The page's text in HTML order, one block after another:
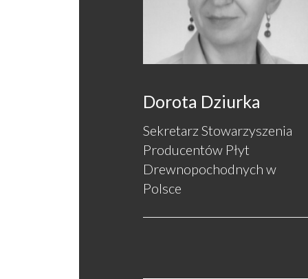
Dorota Dziurka
Sekretarz Stowarzyszenia
Producentów Płyt
Drewnopochodnych w
Polsce